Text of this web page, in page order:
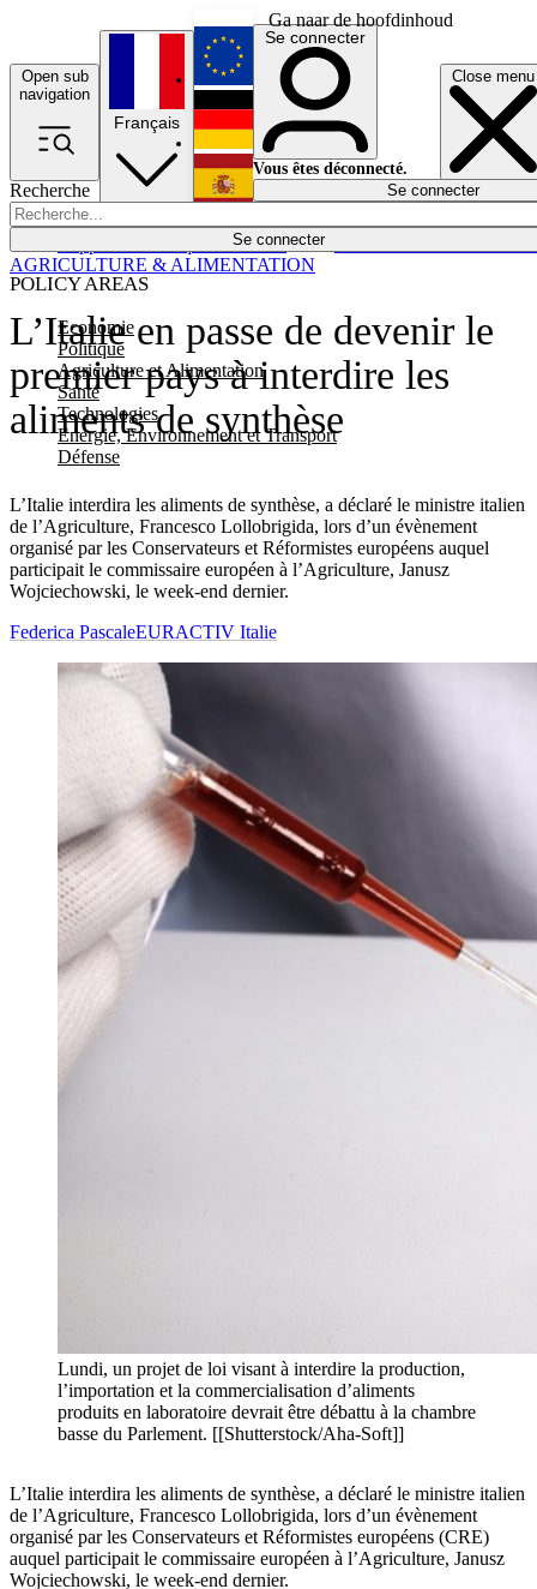
Ga naar de hoofdinhoud
Open sub
navigation
Close menu
Recherche
Se connecter
POLICY AREAS
Economie
Politique
Agriculture et Alimentation
Santé
Technologies
Energie, Environnement et Transport
Défense
Économie
Français
English
Deutsch
Español
Se connecter
Vous êtes déconnecté.
Se connecter
L’Italie en passe de devenir le
premier pays à interdire les
aliments de synthèse
L’Italie interdira les aliments de synthèse, a déclaré le ministre italien
de l’Agriculture, Francesco Lollobrigida, lors d’un évènement
organisé par les Conservateurs et Réformistes européens auquel
participait le commissaire européen à l’Agriculture, Janusz
Wojciechowski, le week-end dernier.
AGRICULTURE & ALIMENTATION
Federica PascaleEURACTIV Italie
Lundi, un projet de loi visant à interdire la production,
l’importation et la commercialisation d’aliments
produits en laboratoire devrait être débattu à la chambre
basse du Parlement. [[Shutterstock/Aha-Soft]]
L’Italie interdira les aliments de synthèse, a déclaré le ministre italien
de l’Agriculture, Francesco Lollobrigida, lors d’un évènement
organisé par les Conservateurs et Réformistes européens (CRE)
auquel participait le commissaire européen à l’Agriculture, Janusz
Wojciechowski, le week-end dernier.